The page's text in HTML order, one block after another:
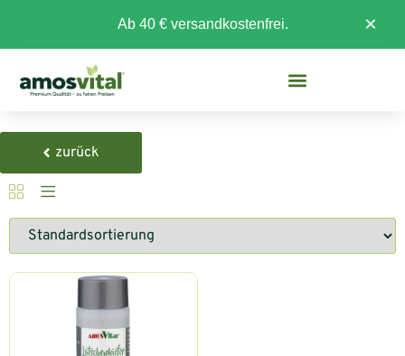
Ab 40 € versandkostenfrei. ×
zurück